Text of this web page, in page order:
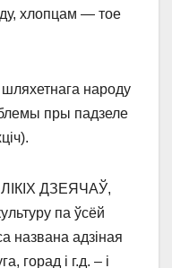
хлопцам ― тое
народу
пры падзеле
ДЗЕЯЧАЎ,
па ўсёй
названа адзіная
горад і г.д. – і